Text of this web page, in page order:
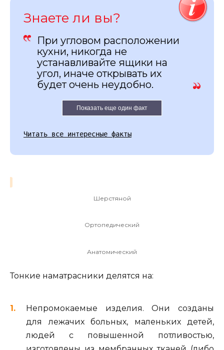
Знаете ли вы?
При угловом расположении
кухни, никогда не
устанавливайте ящики на
угол, иначе открывать их
будет очень неудобно.
Показать еще один факт
Читать все интересные факты
Шерстяной
Ортопедический
Анатомический
Тонкие наматрасники делятся на:
Непромокаемые изделия. Они созданы
для лежачих больных, маленьких детей,
людей с повышенной потливостью,